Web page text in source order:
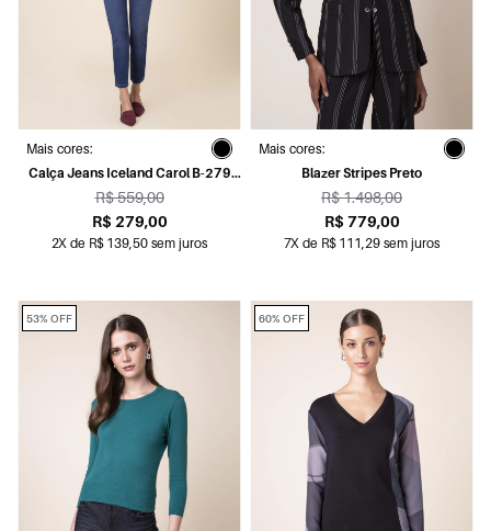
Mais cores:
Calça Jeans Iceland Carol B-279
Lav.Escuro C/ Used
R$ 559,00
R$ 279,00
2X de R$ 139,50 sem juros
Mais cores:
Blazer Stripes Preto
R$ 1.498,00
R$ 779,00
7X de R$ 111,29 sem juros
53% OFF 60% OFF